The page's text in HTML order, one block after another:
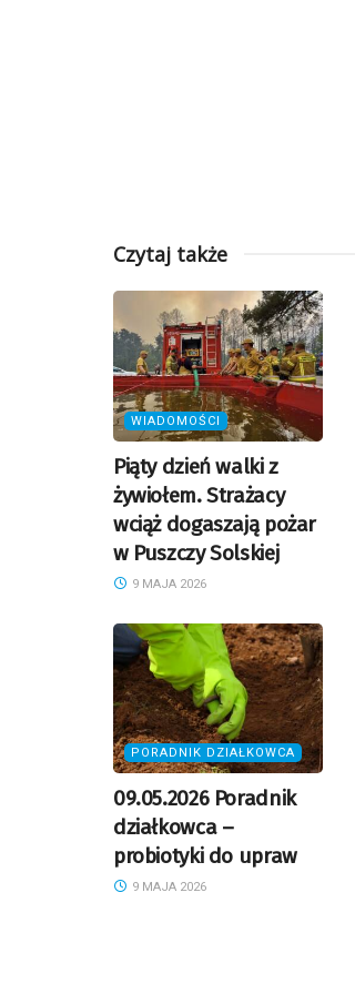
Czytaj także
WIADOMOŚCI
Piąty dzień walki z
żywiołem. Strażacy
wciąż dogaszają pożar
w Puszczy Solskiej
9 MAJA 2026
PORADNIK DZIAŁKOWCA
09.05.2026 Poradnik
działkowca –
probiotyki do upraw
9 MAJA 2026